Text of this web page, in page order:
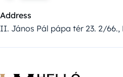
Address
II. János Pál pápa tér 23. 2/66.,